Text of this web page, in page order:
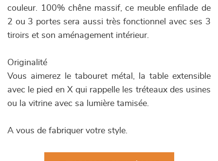
couleur. 100% chêne massif, ce meuble enfilade de
2 ou 3 portes sera aussi très fonctionnel avec ses 3
tiroirs et son aménagement intérieur.
Originalité
Vous aimerez le tabouret métal, la table extensible
avec le pied en X qui rappelle les tréteaux des usines
ou la vitrine avec sa lumière tamisée.
A vous de fabriquer votre style.